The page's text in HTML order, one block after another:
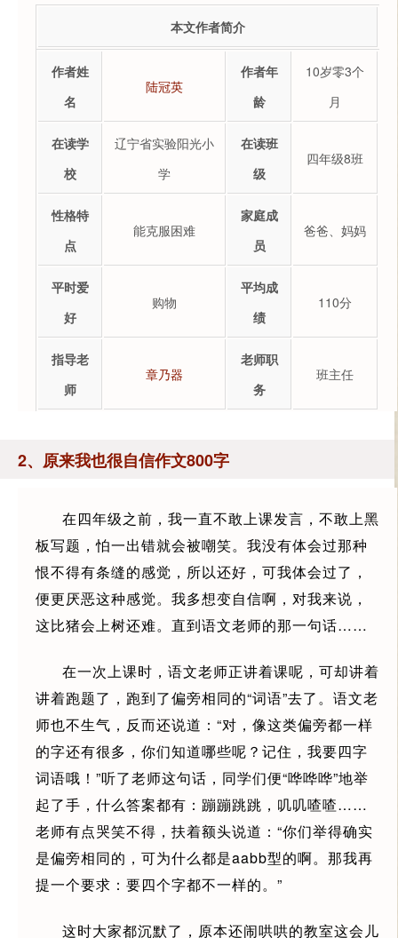
本文作者简介
作者姓
名
陆冠英
作者年
龄
10岁零3个
月
在读学
校
辽宁省实验阳光小
学
在读班
级
四年级8班
性格特
点
能克服困难
家庭成
员
爸爸、妈妈
平时爱
好
购物
平均成
绩
110分
指导老
师
章乃器
老师职
务
班主任
2、原来我也很自信作文800字
在四年级之前，我一直不敢上课发言，不敢上黑
板写题，怕一出错就会被嘲笑。我没有体会过那种
恨不得有条缝的感觉，所以还好，可我体会过了，
便更厌恶这种感觉。我多想变自信啊，对我来说，
这比猪会上树还难。直到语文老师的那一句话……
在一次上课时，语文老师正讲着课呢，可却讲着
讲着跑题了，跑到了偏旁相同的“词语”去了。语文老
师也不生气，反而还说道：“对，像这类偏旁都一样
的字还有很多，你们知道哪些呢？记住，我要四字
词语哦！”听了老师这句话，同学们便“哗哗哗”地举
起了手，什么答案都有：蹦蹦跳跳，叽叽喳喳……
老师有点哭笑不得，扶着额头说道：“你们举得确实
是偏旁相同的，可为什么都是aabb型的啊。那我再
提一个要求：要四个字都不一样的。”
这时大家都沉默了，原本还闹哄哄的教室这会儿